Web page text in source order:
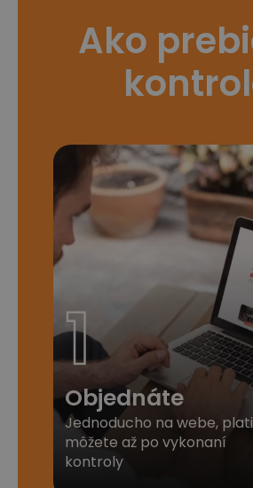
Ako
1
Objednáte
Jednoducho na webe,
môžete až po vykonaní
kontroly